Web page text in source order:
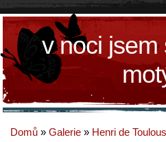
v noci jsem
Domů » Galerie » Henri de